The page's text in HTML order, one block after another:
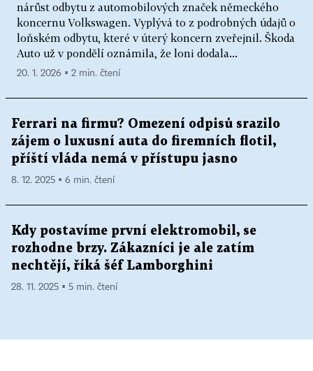
nárůst odbytu z automobilových značek německého
koncernu Volkswagen. Vyplývá to z podrobných údajů o
loňském odbytu, které v úterý koncern zveřejnil. Škoda
Auto už v pondělí oznámila, že loni dodala...
20. 1. 2026 ▪ 2 min. čtení
Ferrari na firmu? Omezení odpisů srazilo
zájem o luxusní auta do firemních flotil,
příští vláda nemá v přístupu jasno
8. 12. 2025 ▪ 6 min. čtení
Kdy postavíme první elektromobil, se
rozhodne brzy. Zákazníci je ale zatím
nechtějí, říká šéf Lamborghini
28. 11. 2025 ▪ 5 min. čtení